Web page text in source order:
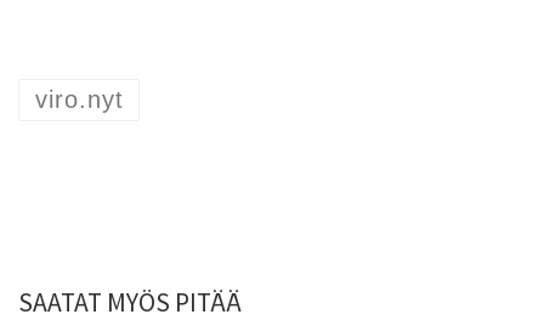
viro.nyt
SAATAT MYÖS PITÄÄ